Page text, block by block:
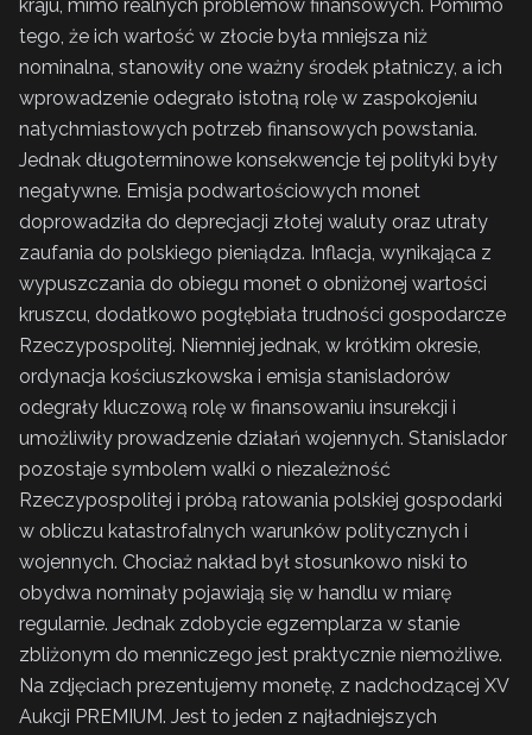
kraju, mimo realnych problemów finansowych. Pomimo
tego, że ich wartość w złocie była mniejsza niż
nominalna, stanowiły one ważny środek płatniczy, a ich
wprowadzenie odegrało istotną rolę w zaspokojeniu
natychmiastowych potrzeb finansowych powstania.
Jednak długoterminowe konsekwencje tej polityki były
negatywne. Emisja podwartościowych monet
doprowadziła do deprecjacji złotej waluty oraz utraty
zaufania do polskiego pieniądza. Inflacja, wynikająca z
wypuszczania do obiegu monet o obniżonej wartości
kruszcu, dodatkowo pogłębiała trudności gospodarcze
Rzeczypospolitej. Niemniej jednak, w krótkim okresie,
ordynacja kościuszkowska i emisja stanisladorów
odegrały kluczową rolę w finansowaniu insurekcji i
umożliwiły prowadzenie działań wojennych. Stanislador
pozostaje symbolem walki o niezależność
Rzeczypospolitej i próbą ratowania polskiej gospodarki
w obliczu katastrofalnych warunków politycznych i
wojennych. Chociaż nakład był stosunkowo niski to
obydwa nominały pojawiają się w handlu w miarę
regularnie. Jednak zdobycie egzemplarza w stanie
zbliżonym do menniczego jest praktycznie niemożliwe.
Na zdjęciach prezentujemy monetę, z nadchodzącej XV
Aukcji PREMIUM. Jest to jeden z najładniejszych